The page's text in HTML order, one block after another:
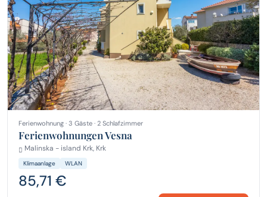
Ferienwohnung · 3 Gäste · 2 Schlafzimmer
Ferienwohnungen Vesna
Malinska - island Krk, Krk
Klimaanlage WLAN
85,71 €